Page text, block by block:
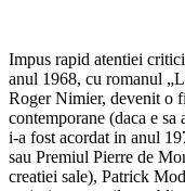
Impus rapid atentiei
anul 1968, cu romanul
Roger Nimier, devenit o
contemporane (daca e
i-a fost acordat in anul
sau Premiul Pierre de
creatiei sale), Patrick